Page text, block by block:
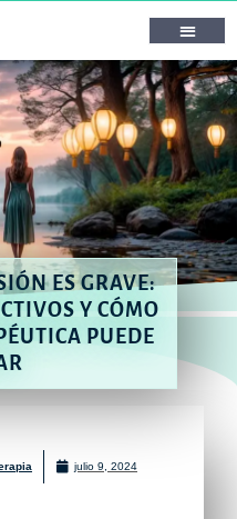
ES GRAVE:
Y CÓMO
PUEDE
julio 9, 2024